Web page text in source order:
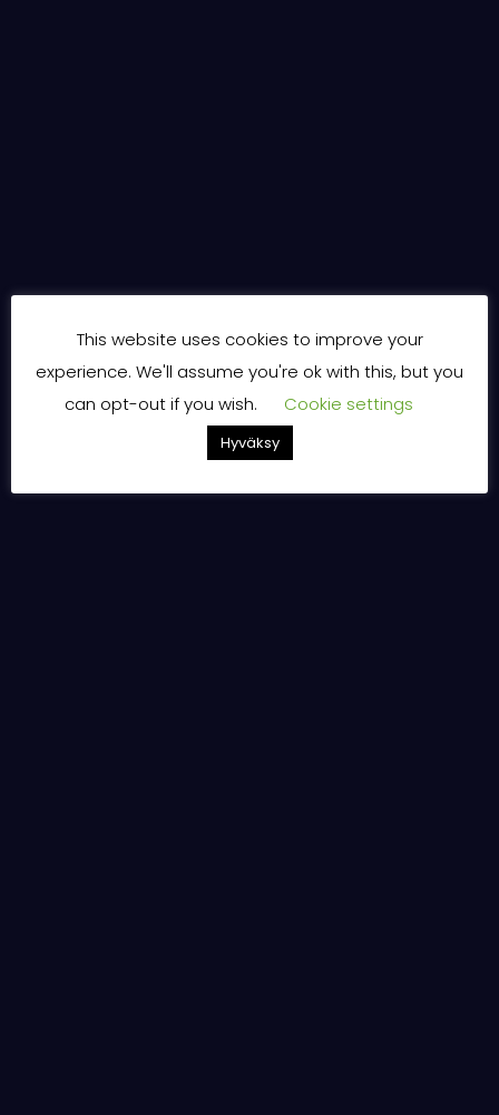
This website uses cookies to improve your
experience. We'll assume you're ok with this, but you
can opt-out if you wish.
Cookie settings
Hyväksy